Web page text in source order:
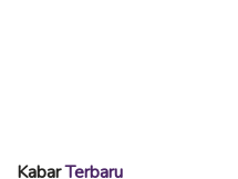
KabarTerbaru